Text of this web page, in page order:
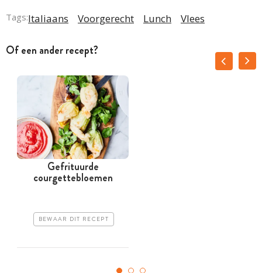
Tags:Italiaans Voorgerecht Lunch Vlees
Of een ander recept?
Gefrituurde
courgettebloemen
BEWAAR DIT RECEPT